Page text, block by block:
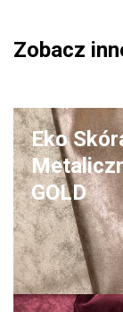
Zobacz
Eko
GOLD